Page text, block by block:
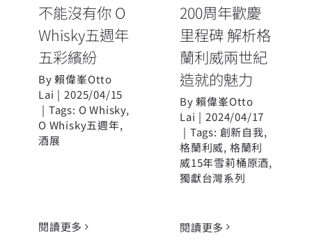
不能沒有你 O
Whisky五週年
五彩繽紛
By賴偉峯Otto
Lai | 2025/04/15
| Tags: O Whisky,
O Whisky五週年,
酒展
閱讀更多
200周年歡慶
里程碑 解析格
蘭利威兩世紀
造就的魅力
By賴偉峯Otto
Lai | 2024/04/17
| Tags: 創新自我,
格蘭利威, 格蘭利
威15年雪莉桶原酒,
獨獻台灣系列
閱讀更多